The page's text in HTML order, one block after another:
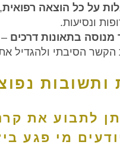
על כל הוצאה רפואית
ונסיעות.
מנוסה בתאונות דרכים
הסיבתי ולהגדיל את
ותשובות
לתבוע את
מי פגע